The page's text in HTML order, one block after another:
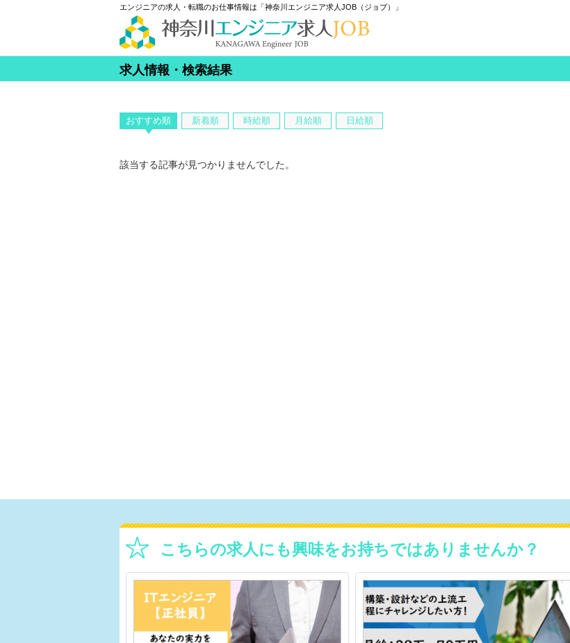
エンジニアの求人・転職のお仕事情報は「神奈川エンジニア求人JOB（ジョブ）」
求人情報・検索結果
おすすめ順 新着順 時給順 月給順 日給順
該当する記事が見つかりませんでした。
こちらの求人にも興味をお持ちではありませんか？